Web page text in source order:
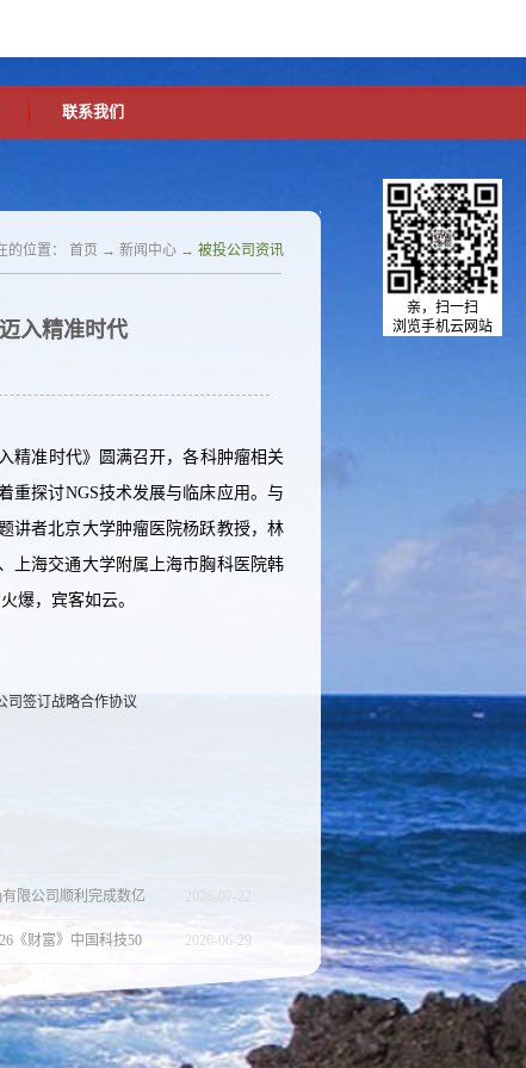
联系我们
的位置： 首页 → 新闻中心 → 被投公司资讯
入精准时代
精准时代》圆满召开，各科肿瘤相关
重探讨NGS技术发展与临床应用。与
讲者北京大学肿瘤医院杨跃教授，林
上海交通大学附属上海市胸科医院韩
爆，宾客如云。
司签订战略合作协议
限公司顺利完成数亿 2026 - 07 -22
《财富》中国科技50 2026 - 06-29
亲，扫一扫
浏览手机云网站